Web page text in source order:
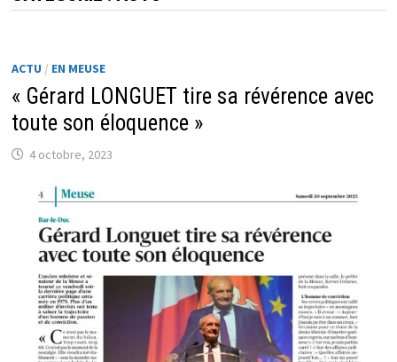
ACTU / EN MEUSE
« Gérard LONGUET tire sa révérence avec
toute son éloquence »
4 octobre, 2023